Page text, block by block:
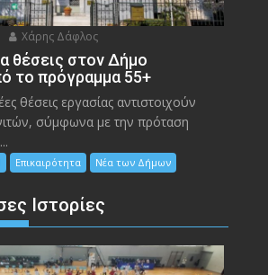
Χάρης Δάφλος
θέσεις στον Δήμο
το πρόγραμμα 55+
θέσεις εργασίας αντιστοιχούν
σύμφωνα με την πρόταση
Επικαιρότητα Νέα των Δήμων
Ιστορίες